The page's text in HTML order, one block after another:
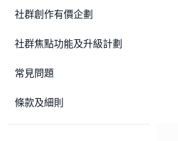
社群創作有價企劃
社群焦點功能及升級計劃
常見問題
條款及細則